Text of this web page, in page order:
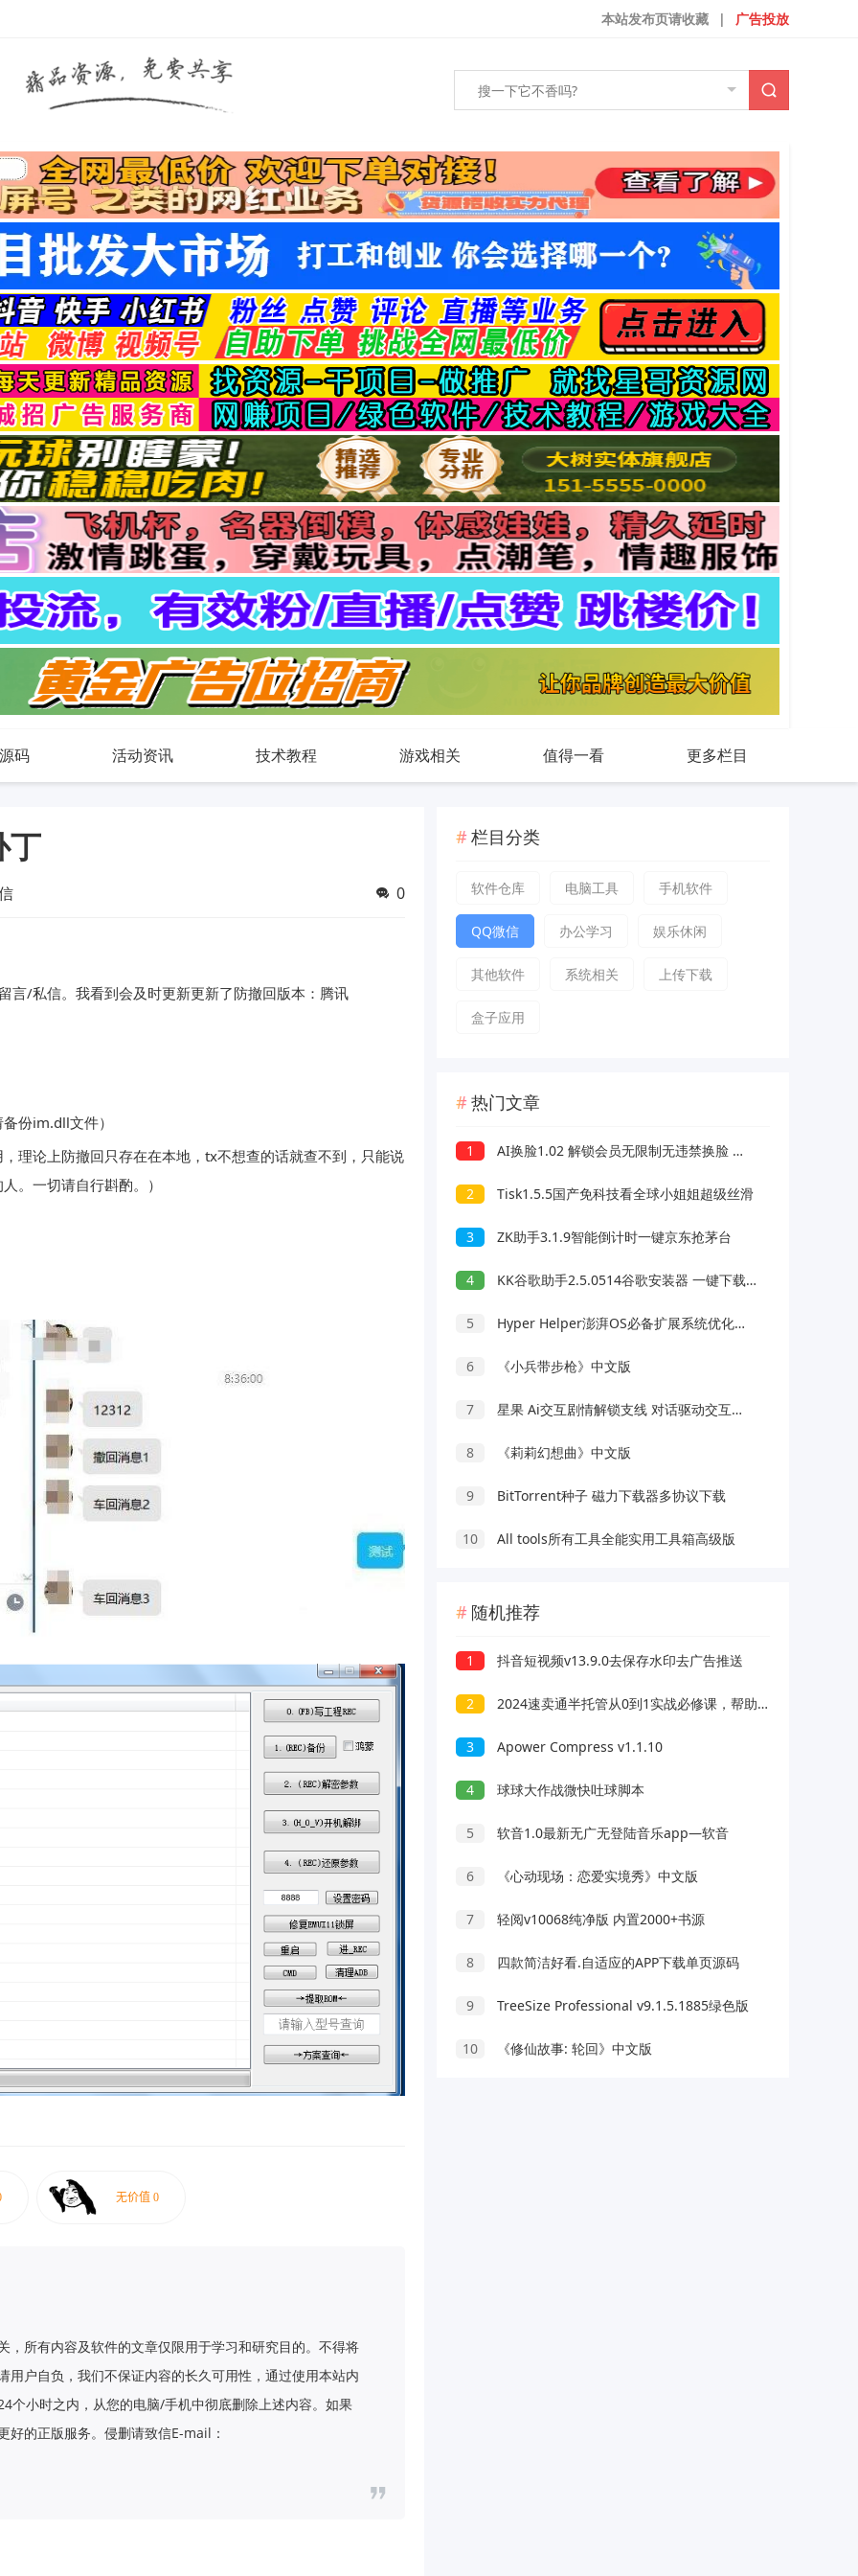
广告投放
|
本站发布页请收藏
码 活动资讯 技术教程 游戏相关 值得一看 更多栏目
丁
0
言/私信。我看到会及时更新更新了防撤回版本：腾讯
份im.dll文件）
理论上防撤回只存在在本地，tx不想查的话就查不到，只能说
。一切请自行斟酌。）
，所有内容及软件的文章仅限用于学习和研究目的。不得将
户自负，我们不保证内容的长久可用性，通过使用本站内
个小时之内，从您的电脑/手机中彻底删除上述内容。如果
好的正版服务。侵删请致信E-mail：
栏目分类
软件仓库 电脑工具 手机软件
QQ微信 办公学习 娱乐休闲
其他软件 系统相关 上传下载
盒子应用
热门文章
1 AI换脸1.02 解锁会员无限制无违禁换脸 支持照片/视频
2 Tisk1.5.5国产免科技看全球小姐姐超级丝滑
3 ZK助手3.1.9智能倒计时一键京东抢茅台
4 KK谷歌助手2.5.0514谷歌安装器 一键下载安装
5 Hyper Helper澎湃OS必备扩展系统优化模块
6 《小兵带步枪》中文版
7 星果 Ai交互剧情解锁支线 对话驱动交互故事剧情
8 《莉莉幻想曲》中文版
9 BitTorrent种子 磁力下载器多协议下载
10 All tools所有工具全能实用工具箱高级版
随机推荐
1 抖音短视频v13.9.0去保存水印去广告推送
2 2024速卖通半托管从0到1实战必修课，帮助你快速了解目前主流托管模式全链路操作流程
3 Apower Compress v1.1.10
4 球球大作战微快吐球脚本
5 软音1.0最新无广无登陆音乐app—软音
6 《心动现场：恋爱实境秀》中文版
7 轻阅v10068纯净版 内置2000+书源
8 四款简洁好看.自适应的APP下载单页源码
9 TreeSize Professional v9.1.5.1885绿色版
10 《修仙故事: 轮回》中文版